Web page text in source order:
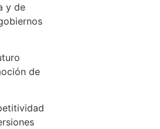
y de
de